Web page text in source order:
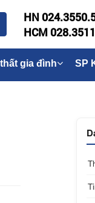
HN
HCM
gia đình SP